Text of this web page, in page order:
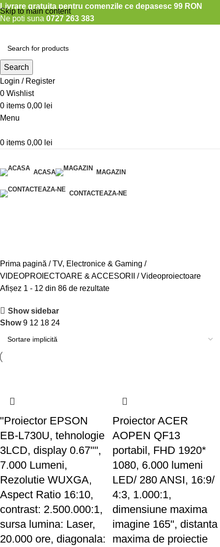
Skip to main content
Livrare gratuita pentru comenzile ce depasesc 99 RON
Ne poti suna 0727 263 383
Search
Login / Register
0 Wishlist
0 items 0,00 lei
Menu
0 items 0,00 lei
ACASA MAGAZIN
CONTACTEAZA-NE
Prima pagină
TV, Electronice & Gaming
VIDEOPROIECTOARE & ACCESORII
Videoproiectoare
Afișez 1 - 12 din 86 de rezultate
Show sidebar
Show9 12 18 24
"Proiector EPSON
EB-L730U, tehnologie
3LCD, display 0.67"",
7.000 Lumeni,
Rezolutie WUXGA,
Aspect Ratio 16:10,
contrast: 2.500.000:1,
sursa lumina: Laser,
20.000 ore, diagonala:
Proiector ACER
AOPEN QF13
portabil, FHD 1920*
1080, 6.000 lumeni
LED/ 280 ANSI, 16:9/
4:3, 1.000:1,
dimensiune maxima
imagine 165", distanta
maxima de proiectie